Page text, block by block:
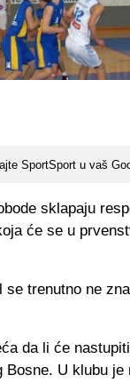
SportSport u vaš
sklapaju
će se u
se trenutno ne
da li će
U klubu je